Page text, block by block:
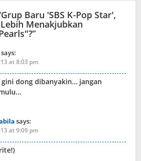
Grup Baru 'SBS K-Pop Star',
Menakjubkan
”
says:
at 8:03 pm
gini dong dibanyakin… jangan
says:
at 9:09 pm